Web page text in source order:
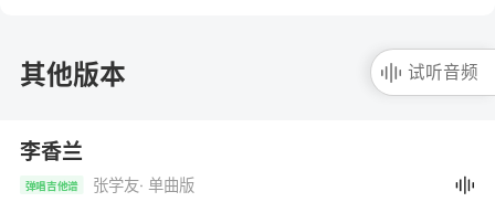
其他版本
李香兰
弹唱吉他谱 张学友· 单曲版
试听音频